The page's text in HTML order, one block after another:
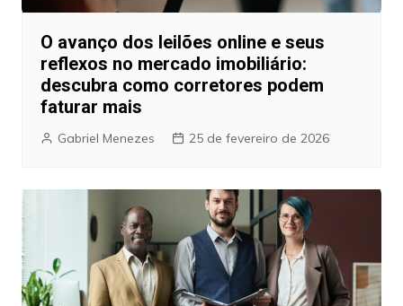
O avanço dos leilões online e seus
reflexos no mercado imobiliário:
descubra como corretores podem
faturar mais
Gabriel Menezes 25 de fevereiro de 2026